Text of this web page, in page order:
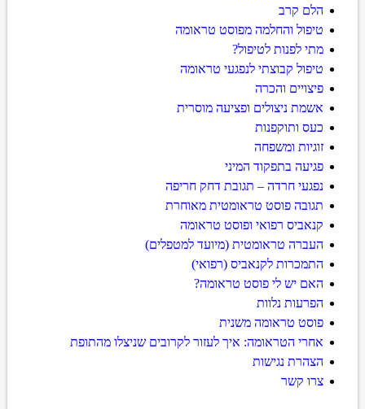
הלם קרב
טיפול והחלמה מפוסט טראומה
מתי לפנות לטיפול?
טיפול קבוצתי לנפגעי טראומה
פיצויים והכרה
אשמת ניצולים ופציעה מוסרית
כעס ותוקפנות
זוגיות ומשפחה
פגיעה בתפקוד המיני
נפגעי חרדה – תגובת דחק חריפה
תגובה פוסט טראומטית מאוחרת
קנאביס רפואי ופוסט טראומה
העברה טראומטית (מיועד למטפלים)
התמכרות לקנאביס (רפואי)
האם יש לי פוסט טראומה?
הפרעות נלוות
פוסט טראומה משנית
אחרי הטראומה: איך לעזור לקרובים שניצלו מהתופת
הצהרת נגישות
צרו קשר